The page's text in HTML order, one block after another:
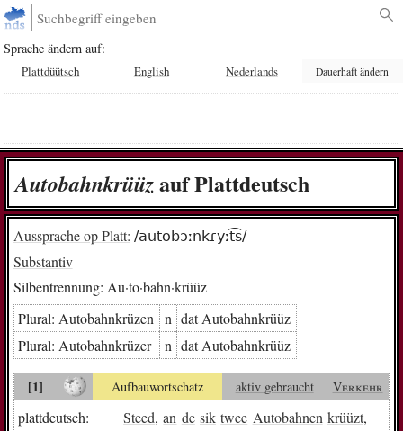
Sprache ändern auf:
Plattdüütsch English Nederlands Dauerhaft ändern
Au­to­bahn­krüüzauf Plattdeutsch
Aussprache op Platt: /autobɔːnkɾyːt͡s/
Substantiv
Silbentrennung: Au·to·bahn·krüüz
Plural: Au­to­bahn­krü­zen n dat Au­to­bahn­krüüz
Plural: Au­to­bahn­krü­zer n dat Au­to­bahn­krüüz
[1] Aufbauwortschatz aktiv gebraucht Verkehr
plattdeutsch: Steed,an de sik twee Autobahnen krüüzt,